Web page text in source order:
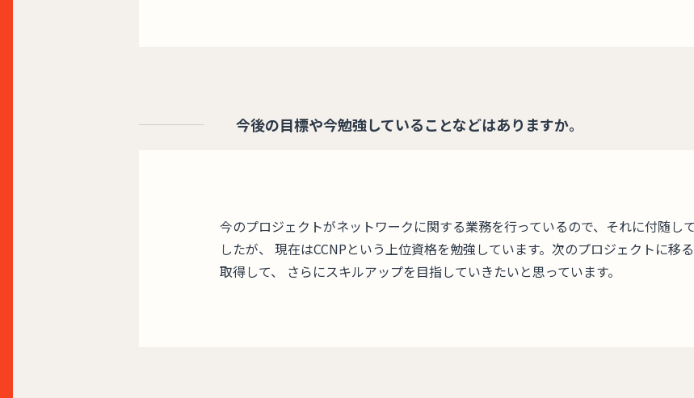
今後の目標や今勉強していることなどはありますか。
今のプロジェクトがネットワークに関する業務を行っているので、それに付随し
したが、 現在はCCNPという上位資格を勉強しています。次のプロジェクトに移
取得して、 さらにスキルアップを目指していきたいと思っています。